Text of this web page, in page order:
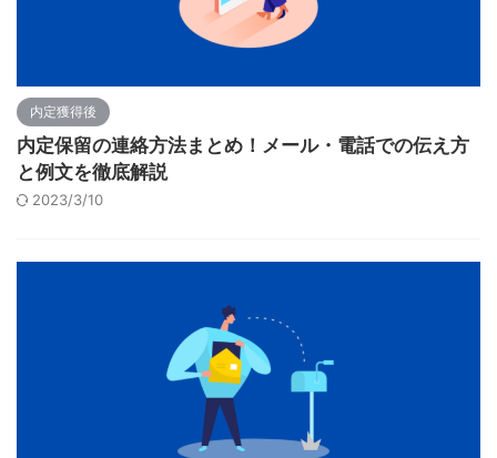
内定獲得後
内定保留の連絡方法まとめ！メール・電話での伝え方
と例文を徹底解説
2023/3/10